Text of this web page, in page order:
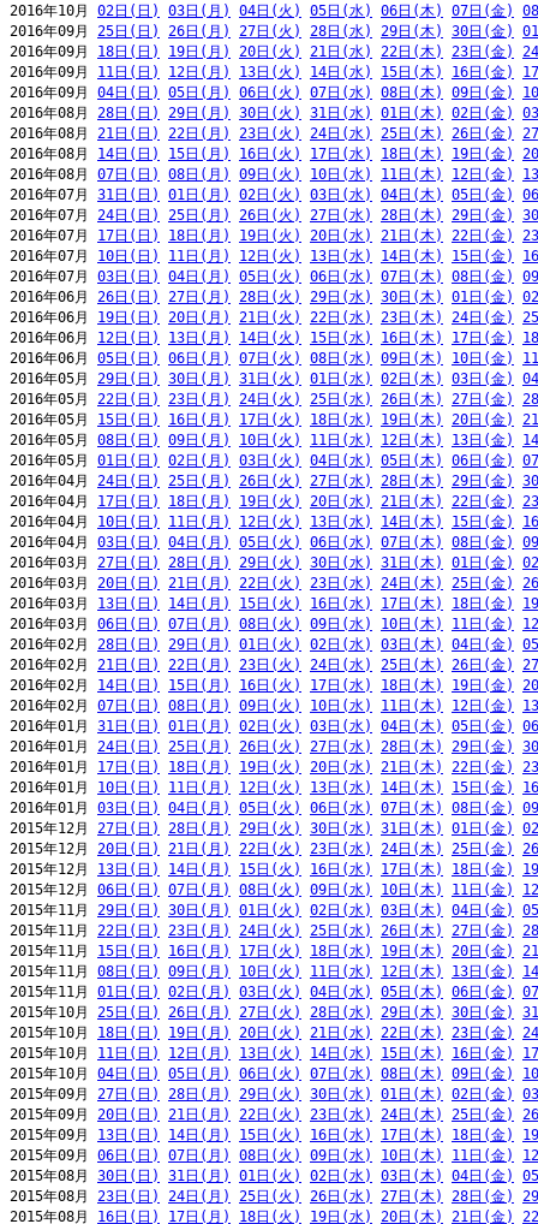
2016年10月 02日(日) 03日(月) 04日(火) 05日(水) 06日(木) 07日(金)
2016年09月 25日(日) 26日(月) 27日(火) 28日(水) 29日(木) 30日(金)
2016年09月 18日(日) 19日(月) 20日(火) 21日(水) 22日(木) 23日(金)
2016年09月 11日(日) 12日(月) 13日(火) 14日(水) 15日(木) 16日(金)
2016年09月 04日(日) 05日(月) 06日(火) 07日(水) 08日(木) 09日(金)
2016年08月 28日(日) 29日(月) 30日(火) 31日(水) 01日(木) 02日(金)
2016年08月 21日(日) 22日(月) 23日(火) 24日(水) 25日(木) 26日(金)
2016年08月 14日(日) 15日(月) 16日(火) 17日(水) 18日(木) 19日(金)
2016年08月 07日(日) 08日(月) 09日(火) 10日(水) 11日(木) 12日(金)
2016年07月 31日(日) 01日(月) 02日(火) 03日(水) 04日(木) 05日(金)
2016年07月 24日(日) 25日(月) 26日(火) 27日(水) 28日(木) 29日(金)
2016年07月 17日(日) 18日(月) 19日(火) 20日(水) 21日(木) 22日(金)
2016年07月 10日(日) 11日(月) 12日(火) 13日(水) 14日(木) 15日(金)
2016年07月 03日(日) 04日(月) 05日(火) 06日(水) 07日(木) 08日(金)
2016年06月 26日(日) 27日(月) 28日(火) 29日(水) 30日(木) 01日(金)
2016年06月 19日(日) 20日(月) 21日(火) 22日(水) 23日(木) 24日(金)
2016年06月 12日(日) 13日(月) 14日(火) 15日(水) 16日(木) 17日(金)
2016年06月 05日(日) 06日(月) 07日(火) 08日(水) 09日(木) 10日(金)
2016年05月 29日(日) 30日(月) 31日(火) 01日(水) 02日(木) 03日(金)
2016年05月 22日(日) 23日(月) 24日(火) 25日(水) 26日(木) 27日(金)
2016年05月 15日(日) 16日(月) 17日(火) 18日(水) 19日(木) 20日(金)
2016年05月 08日(日) 09日(月) 10日(火) 11日(水) 12日(木) 13日(金)
2016年05月 01日(日) 02日(月) 03日(火) 04日(水) 05日(木) 06日(金)
2016年04月 24日(日) 25日(月) 26日(火) 27日(水) 28日(木) 29日(金)
2016年04月 17日(日) 18日(月) 19日(火) 20日(水) 21日(木) 22日(金)
2016年04月 10日(日) 11日(月) 12日(火) 13日(水) 14日(木) 15日(金)
2016年04月 03日(日) 04日(月) 05日(火) 06日(水) 07日(木) 08日(金)
2016年03月 27日(日) 28日(月) 29日(火) 30日(水) 31日(木) 01日(金)
2016年03月 20日(日) 21日(月) 22日(火) 23日(水) 24日(木) 25日(金)
2016年03月 13日(日) 14日(月) 15日(火) 16日(水) 17日(木) 18日(金)
2016年03月 06日(日) 07日(月) 08日(火) 09日(水) 10日(木) 11日(金)
2016年02月 28日(日) 29日(月) 01日(火) 02日(水) 03日(木) 04日(金)
2016年02月 21日(日) 22日(月) 23日(火) 24日(水) 25日(木) 26日(金)
2016年02月 14日(日) 15日(月) 16日(火) 17日(水) 18日(木) 19日(金)
2016年02月 07日(日) 08日(月) 09日(火) 10日(水) 11日(木) 12日(金)
2016年01月 31日(日) 01日(月) 02日(火) 03日(水) 04日(木) 05日(金)
2016年01月 24日(日) 25日(月) 26日(火) 27日(水) 28日(木) 29日(金)
2016年01月 17日(日) 18日(月) 19日(火) 20日(水) 21日(木) 22日(金)
2016年01月 10日(日) 11日(月) 12日(火) 13日(水) 14日(木) 15日(金)
2016年01月 03日(日) 04日(月) 05日(火) 06日(水) 07日(木) 08日(金)
2015年12月 27日(日) 28日(月) 29日(火) 30日(水) 31日(木) 01日(金)
2015年12月 20日(日) 21日(月) 22日(火) 23日(水) 24日(木) 25日(金)
2015年12月 13日(日) 14日(月) 15日(火) 16日(水) 17日(木) 18日(金)
2015年12月 06日(日) 07日(月) 08日(火) 09日(水) 10日(木) 11日(金)
2015年11月 29日(日) 30日(月) 01日(火) 02日(水) 03日(木) 04日(金)
2015年11月 22日(日) 23日(月) 24日(火) 25日(水) 26日(木) 27日(金)
2015年11月 15日(日) 16日(月) 17日(火) 18日(水) 19日(木) 20日(金)
2015年11月 08日(日) 09日(月) 10日(火) 11日(水) 12日(木) 13日(金)
2015年11月 01日(日) 02日(月) 03日(火) 04日(水) 05日(木) 06日(金)
2015年10月 25日(日) 26日(月) 27日(火) 28日(水) 29日(木) 30日(金)
2015年10月 18日(日) 19日(月) 20日(火) 21日(水) 22日(木) 23日(金)
2015年10月 11日(日) 12日(月) 13日(火) 14日(水) 15日(木) 16日(金)
2015年10月 04日(日) 05日(月) 06日(火) 07日(水) 08日(木) 09日(金)
2015年09月 27日(日) 28日(月) 29日(火) 30日(水) 01日(木) 02日(金)
2015年09月 20日(日) 21日(月) 22日(火) 23日(水) 24日(木) 25日(金)
2015年09月 13日(日) 14日(月) 15日(火) 16日(水) 17日(木) 18日(金)
2015年09月 06日(日) 07日(月) 08日(火) 09日(水) 10日(木) 11日(金)
2015年08月 30日(日) 31日(月) 01日(火) 02日(水) 03日(木) 04日(金)
2015年08月 23日(日) 24日(月) 25日(火) 26日(水) 27日(木) 28日(金)
2015年08月 16日(日) 17日(月) 18日(火) 19日(水) 20日(木) 21日(金)